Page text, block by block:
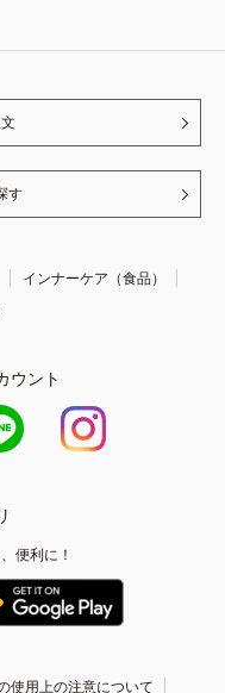
す
インナーケア（食品）
ウント
便利に！
使用上の注意について